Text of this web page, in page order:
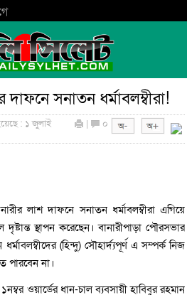
সনাতন ধর্মাবলম্বীরা!
: ১ জুলাই
| ০
লাশ দাফনে সনাতন ধর্মাবলম্বীরা এগিয়ে
দৃষ্টান্ত স্থাপন করেছেন। বানারীপাড়া পৌরসভার
(হিন্দু) সৌহার্দ্যপূর্ণ এ সম্পর্ক নিজ
পারবেন না।
ওয়ার্ডের ধান-চাল ব্যবসায়ী হাবিবুর রহমান